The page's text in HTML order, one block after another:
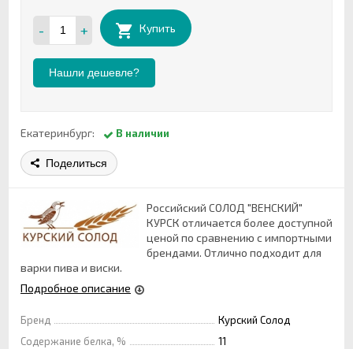
- + Купить
Нашли дешевле?
Екатеринбург: В наличии
Поделиться
Российский СОЛОД "ВЕНСКИЙ"
КУРСК отличается более доступной
ценой по сравнению с импортными
брендами. Отлично подходит для
варки пива и виски.
Подробное описание
Бренд
Курский Солод
Содержание белка, %
11